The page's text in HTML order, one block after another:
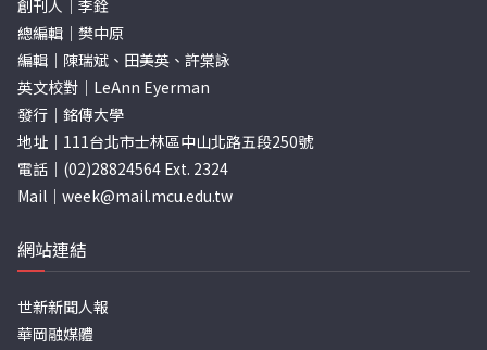
創刊人｜李銓
總編輯｜樊中原
編輯｜陳瑞斌、田美英、許棠詠
英文校對｜LeAnn Eyerman
發行｜銘傳大學
地址｜111台北市士林區中山北路五段250號
電話｜(02)28824564 Ext. 2324
Mail｜ week@mail.mcu.edu.tw
網站連結
世新新聞人報
華岡融媒體